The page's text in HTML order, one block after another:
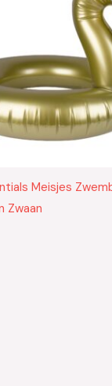
Meisjes
Zwaan